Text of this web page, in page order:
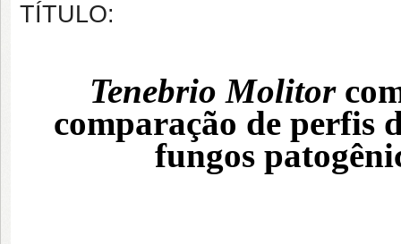
TÍTULO:
Tenebrio Molitor
comparação de perfis
fungos